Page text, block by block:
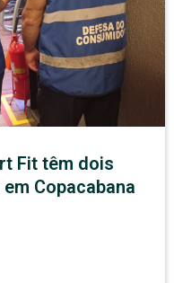
Fit têm dois
Copacabana